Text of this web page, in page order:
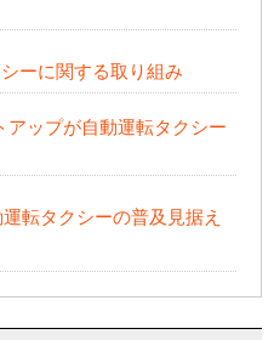
ーに関する取り組み
ップが自動運転タクシー
転タクシーの普及見据え